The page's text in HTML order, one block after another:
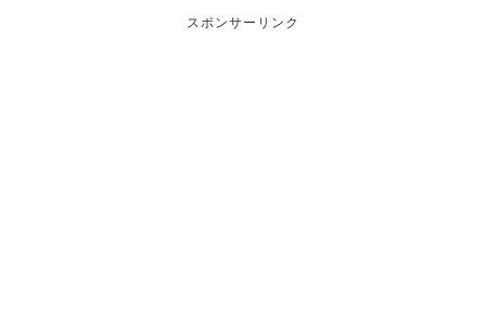
スポンサーリンク